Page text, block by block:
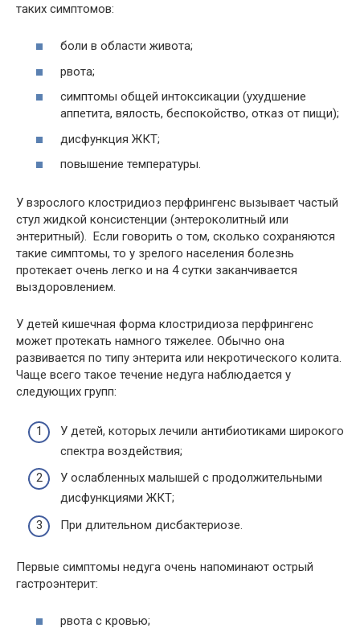
таких симптомов:
боли в области живота;
рвота;
симптомы общей интоксикации (ухудшение
аппетита, вялость, беспокойство, отказ от пищи);
дисфункция ЖКТ;
повышение температуры.
У взрослого клостридиоз перфрингенс вызывает частый
стул жидкой консистенции (энтероколитный или
энтеритный). Если говорить о том, сколько сохраняются
такие симптомы, то у зрелого населения болезнь
протекает очень легко и на 4 сутки заканчивается
выздоровлением.
У детей кишечная форма клостридиоза перфрингенс
может протекать намного тяжелее. Обычно она
развивается по типу энтерита или некротического колита.
Чаще всего такое течение недуга наблюдается у
следующих групп:
У детей, которых лечили антибиотиками широкого
спектра воздействия;
У ослабленных малышей с продолжительными
дисфункциями ЖКТ;
При длительном дисбактериозе.
Первые симптомы недуга очень напоминают острый
гастроэнтерит:
рвота с кровью;